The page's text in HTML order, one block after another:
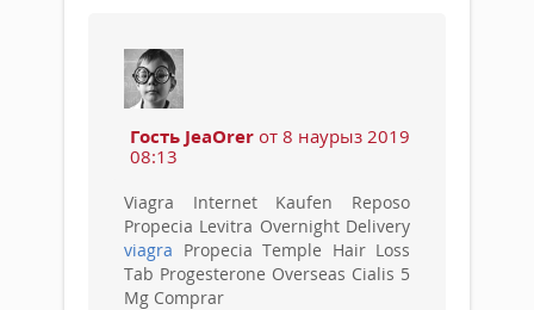
Гость JeaOrer от 8 наурыз 2019
08:13
Viagra Internet Kaufen Reposo
Propecia Levitra Overnight Delivery
viagra Propecia Temple Hair Loss
Tab Progesterone Overseas Cialis 5
Mg Comprar